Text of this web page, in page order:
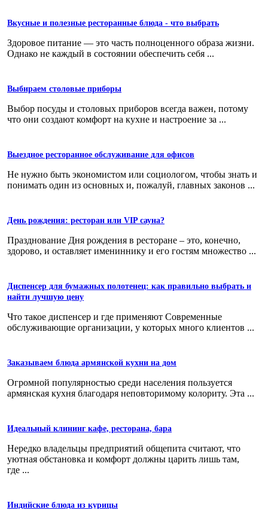
Вкусные и полезные ресторанные блюда - что выбрать
Здоровое питание — это часть полноценного образа жизни.
Однако не каждый в состоянии обеспечить себя ...
Выбираем столовые приборы
Выбор посуды и столовых приборов всегда важен, потому
что они создают комфорт на кухне и настроение за ...
Выездное ресторанное обслуживание для офисов
Не нужно быть экономистом или социологом, чтобы знать и
понимать один из основных и, пожалуй, главных законов ...
День рождения: ресторан или VIP сауна?
Празднование Дня рождения в ресторане – это, конечно,
здорово, и оставляет имениннику и его гостям множество ...
Диспенсер для бумажных полотенец: как правильно выбрать и
найти лучшую цену
Что такое диспенсер и где применяют Современные
обслуживающие организации, у которых много клиентов ...
Заказываем блюда армянской кухни на дом
Огромной популярностью среди населения пользуется
армянская кухня благодаря неповторимому колориту. Эта ...
Идеальный клининг кафе, ресторана, бара
Нередко владельцы предприятий общепита считают, что
уютная обстановка и комфорт должны царить лишь там,
где ...
Индийские блюда из курицы